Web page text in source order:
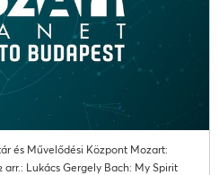
és Művelődési Központ Mozart:
Lukács Gergely Bach: My Spirit